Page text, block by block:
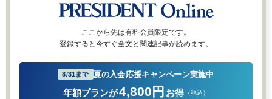
ここから先は有料会員限定です。
登録すると今すぐ全文と関連記事が読めます。
8/31まで 夏の入会応援キャンペーン実施中
年額プランが4,800円 お得 （税込）